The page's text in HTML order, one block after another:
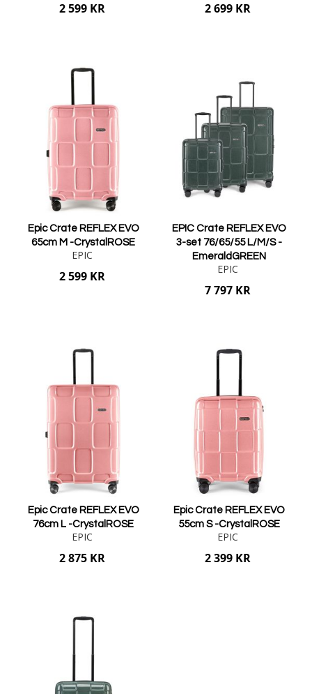
2 599 KR 2 699 KR
Epic Crate REFLEX EVO
65cm M -CrystalROSE
EPIC
2 599 KR
EPIC Crate REFLEX EVO
3-set 76/65/55 L/M/S -
EmeraldGREEN
EPIC
7 797 KR
Epic Crate REFLEX EVO
76cm L -CrystalROSE
EPIC
2 875 KR
Epic Crate REFLEX EVO
55cm S -CrystalROSE
EPIC
2 399 KR